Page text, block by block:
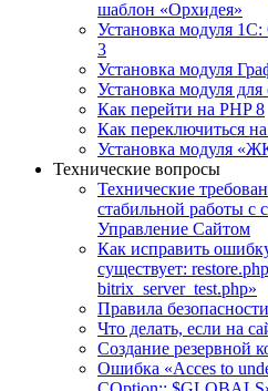
шаблон «Орхидея»
Установка модуля
3
Установка модуля
Установка модуля
Как перейти на PHP 8
Как переключиться
Установка модуля
Технические вопросы
Технические
стабильной работы с
Управление Сайтом
Как исправить
существует:
bitrix_server_test.php»
Правила
Что делать, если на
Создание резервной
Ошибка «Acces to